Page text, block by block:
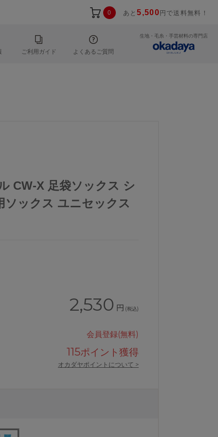
0 あと5,500 円で送料無料！
ご利用ガイド よくあるご質問
生地・毛糸・手芸材料の専門店
ワコールCW-Xショートスポーツ用ソ
CW-X 足袋ソックス シ
ソックス ユニセックス
2,530 円 (税込)
会員登録(無料)
115ポイント獲得
オカダヤポイントについて >